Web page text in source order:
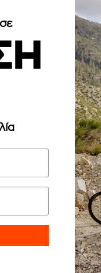
απλώς κάντε
κλικ στο